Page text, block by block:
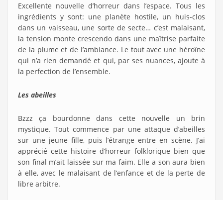
Excellente nouvelle d’horreur dans l’espace. Tous les
ingrédients y sont: une planète hostile, un huis-clos
dans un vaisseau, une sorte de secte… c’est malaisant,
la tension monte crescendo dans une maîtrise parfaite
de la plume et de l’ambiance. Le tout avec une héroïne
qui n’a rien demandé et qui, par ses nuances, ajoute à
la perfection de l’ensemble.
Les abeilles
Bzzz ça bourdonne dans cette nouvelle un brin
mystique. Tout commence par une attaque d’abeilles
sur une jeune fille, puis l’étrange entre en scène. J’ai
apprécié cette histoire d’horreur folklorique bien que
son final m’ait laissée sur ma faim. Elle a son aura bien
à elle, avec le malaisant de l’enfance et de la perte de
libre arbitre.